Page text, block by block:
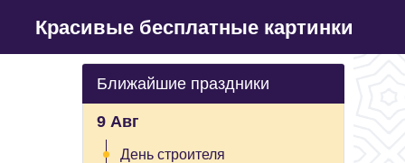
Красивые бесплатные картинки
Ближайшие праздники
9 Авг
День строителя